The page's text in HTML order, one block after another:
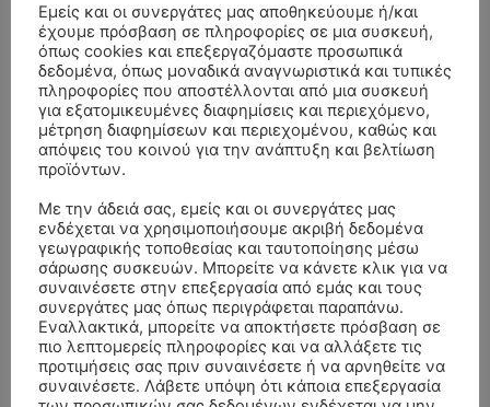
- Advertisment -
Εμείς και οι συνεργάτες μας αποθηκεύουμε ή/και
έχουμε πρόσβαση σε πληροφορίες σε μια συσκευή,
όπως cookies και επεξεργαζόμαστε προσωπικά
δεδομένα, όπως μοναδικά αναγνωριστικά και τυπικές
πληροφορίες που αποστέλλονται από μια συσκευή
για εξατομικευμένες διαφημίσεις και περιεχόμενο,
μέτρηση διαφημίσεων και περιεχομένου, καθώς και
απόψεις του κοινού για την ανάπτυξη και βελτίωση
προϊόντων.
Με την άδειά σας, εμείς και οι συνεργάτες μας
ενδέχεται να χρησιμοποιήσουμε ακριβή δεδομένα
γεωγραφικής τοποθεσίας και ταυτοποίησης μέσω
σάρωσης συσκευών. Μπορείτε να κάνετε κλικ για να
συναινέσετε στην επεξεργασία από εμάς και τους
συνεργάτες μας όπως περιγράφεται παραπάνω.
Εναλλακτικά, μπορείτε να αποκτήσετε πρόσβαση σε
πιο λεπτομερείς πληροφορίες και να αλλάξετε τις
προτιμήσεις σας πριν συναινέσετε ή να αρνηθείτε να
συναινέσετε. Λάβετε υπόψη ότι κάποια επεξεργασία